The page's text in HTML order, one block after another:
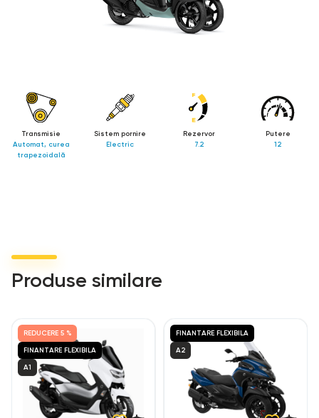
- EU4-compliant Blue Core 125cc liquid-cooled engine
Transmisie
Automat, curea
trapezoidală
Sistem pornire
Electric
Rezervor
7.2
Putere
12
Produse similare
REDUCERE 5 %
FINANTARE FLEXIBILA
A1
FINANTARE FLEXIBILA
A2